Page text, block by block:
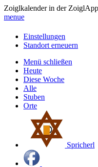
Zoiglkalender in der
menue
Einstellungen
Standort erneuern
Menü schließen
Heute
Diese Woche
Alle
Stuben
Orte
Spricherl